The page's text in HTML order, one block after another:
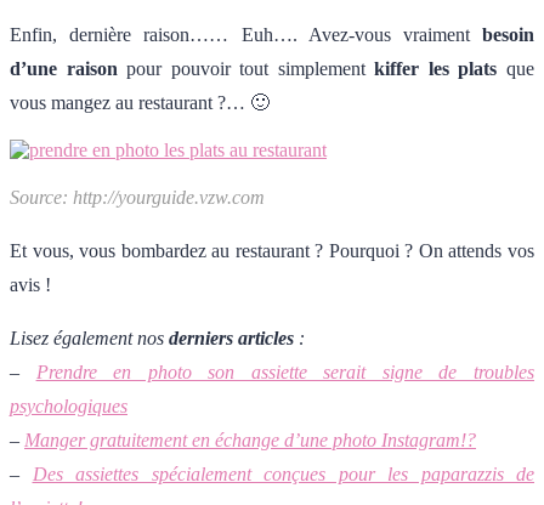
Enfin, dernière raison…… Euh…. Avez-vous vraimentbesoin
d’une raisonpour pouvoir tout simplementkiffer les plats que
vous mangez au restaurant ?… 🙂
Source: http://yourguide.vzw.com
Et vous, vous bombardez au restaurant ? Pourquoi ? On attends vos
avis !
Lisez également nos derniers articles :
– Prendre en photo son assiette serait signe de troubles
psychologiques
– Manger gratuitement en échange d’une photo Instagram!?
– Des assiettes spécialement conçues pour les paparazzis de